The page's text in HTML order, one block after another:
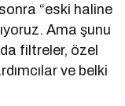
“eski haline
Ama şunu
filtreler, özel
ve belki